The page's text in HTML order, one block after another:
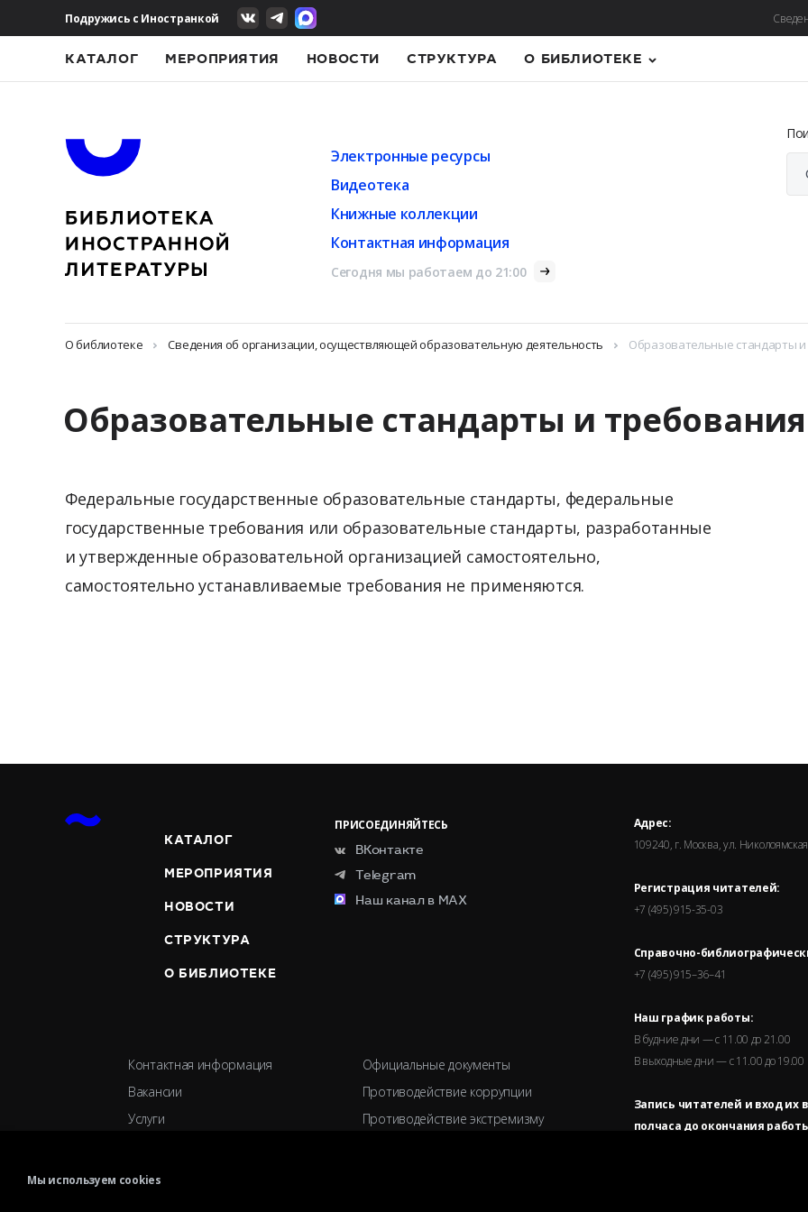
Подружись с Иностранкой
КАТАЛОГ МЕРОПРИЯТИЯ НОВОСТИ СТРУКТУРА О БИБЛИОТЕКЕ
Электронные ресурсы
Видеотека
Книжные коллекции
Контактная информация
Сегодня мы работаем до 21:00
О библиотеке Сведения об организации, осуществляющей образовательную деятельность Образовательные стандарты
Образовательные стандарты и требования
Федеральные государственные образовательные стандарты, федеральные
государственные требования или образовательные стандарты, разработанные
и утвержденные образовательной организацией самостоятельно,
самостоятельно устанавливаемые требования не применяются.
КАТАЛОГ
МЕРОПРИЯТИЯ
НОВОСТИ
СТРУКТУРА
О БИБЛИОТЕКЕ
ПРИСОЕДИНЯЙТЕСЬ
ВКонтакте
Telegram
Наш канал в MAX
Контактная информация
Вакансии
Услуги
Спецпроекты
Официальные документы
Противодействие коррупции
Противодействие экстремизму
Адрес:
109240, г. Москва, ул.
Регистрация читателей:
+7 (495) 915-35-03
Справочно-
+7 (495) 915–36–41
Наш график работы:
В будние дни — с 11.00 до 21.00
В выходные дни — с 11.00 до 19.00
Запись читателей и вход их
полчаса до окончания
Мы используем cookies